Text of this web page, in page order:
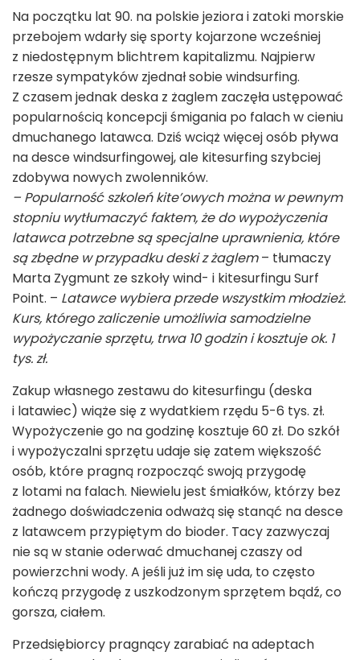
Na początku lat 90. na polskie jeziora i zatoki morskie
przebojem wdarły się sporty kojarzone wcześniej
z niedostępnym blichtrem kapitalizmu. Najpierw
rzesze sympatyków zjednał sobie windsurfing.
Z czasem jednak deska z żaglem zaczęła ustępować
popularnością koncepcji śmigania po falach w cieniu
dmuchanego latawca. Dziś wciąż więcej osób pływa
na desce windsurfingowej, ale kitesurfing szybciej
zdobywa nowych zwolenników.
– Popularność szkoleń kite’owych można w pewnym
stopniu wytłumaczyć faktem, że do wypożyczenia
latawca potrzebne są specjalne uprawnienia, które
są zbędne w przypadku deski z żaglem– tłumaczy
Marta Zygmunt ze szkoły wind- i kitesurfingu Surf
Point. – Latawce wybiera przede wszystkim młodzież.
Kurs, którego zaliczenie umożliwia samodzielne
wypożyczanie sprzętu, trwa 10 godzin i kosztuje ok. 1
tys. zł.
Zakup własnego zestawu do kitesurfingu (deska
i latawiec) wiąże się z wydatkiem rzędu 5-6 tys. zł.
Wypożyczenie go na godzinę kosztuje 60 zł. Do szkół
i wypożyczalni sprzętu udaje się zatem większość
osób, które pragną rozpocząć swoją przygodę
z lotami na falach. Niewielu jest śmiałków, którzy bez
żadnego doświadczenia odważą się stanąć na desce
z latawcem przypiętym do bioder. Tacy zazwyczaj
nie są w stanie oderwać dmuchanej czaszy od
powierzchni wody. A jeśli już im się uda, to często
kończą przygodę z uszkodzonym sprzętem bądź, co
gorsza, ciałem.
Przedsiębiorcy pragnący zarabiać na adeptach